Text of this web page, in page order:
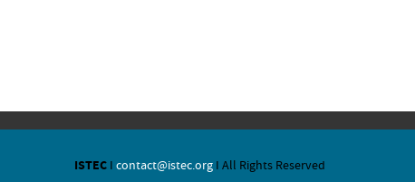
ISTEC I contact@istec.org I All Rights Reserved